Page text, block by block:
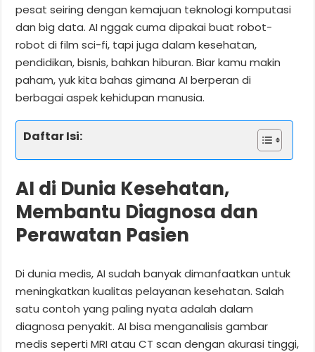
pesat seiring dengan kemajuan teknologi komputasi
dan big data. AI nggak cuma dipakai buat robot-
robot di film sci-fi, tapi juga dalam kesehatan,
pendidikan, bisnis, bahkan hiburan. Biar kamu makin
paham, yuk kita bahas gimana AI berperan di
berbagai aspek kehidupan manusia.
Daftar Isi:
AI di Dunia Kesehatan,
Membantu Diagnosa dan
Perawatan Pasien
Di dunia medis, AI sudah banyak dimanfaatkan untuk
meningkatkan kualitas pelayanan kesehatan. Salah
satu contoh yang paling nyata adalah dalam
diagnosa penyakit. AI bisa menganalisis gambar
medis seperti MRI atau CT scan dengan akurasi tinggi,